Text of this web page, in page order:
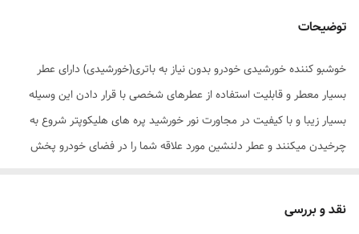
توضیحات
خوشبو کننده خورشیدی خودرو بدون نیاز به باتری(خورشیدی) دارای عطر
بسیار معطر و قابلیت استفاده از عطرهای شخصی با قرار دادن این وسیله
بسیار زیبا و با کیفیت در مجاورت نور خورشید پره های هلیکوپتر شروع به
چرخیدن میکنند و عطر دلنشین مورد علاقه شما را در فضای خودرو پخش
نقد و بررسی